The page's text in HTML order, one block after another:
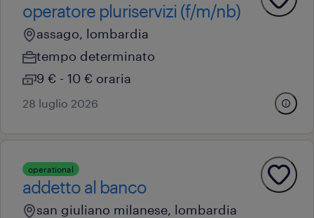
operatore pluriservizi (f/m/nb)
assago, lombardia
tempo determinato
9 € - 10 € oraria
28 luglio 2026
operational
addetto al banco
san giuliano milanese, lombardia